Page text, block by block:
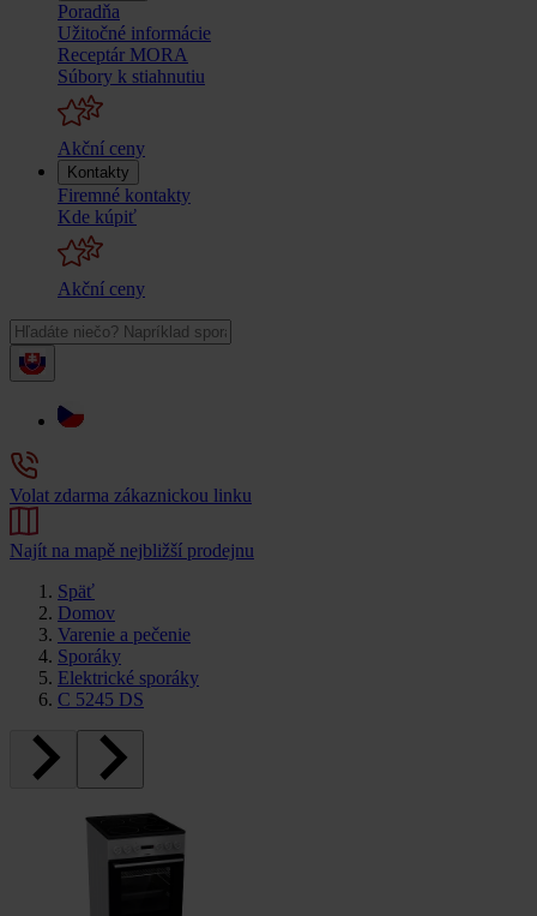
Poradňa
Užitočné informácie
Receptár MORA
Súbory k stiahnutiu
Akční ceny
Kontakty
Firemné kontakty
Kde kúpiť
Akční ceny
Volat zdarma zákaznickou linku
Najít na mapě nejbližší prodejnu
Späť
Domov
Varenie a pečenie
Sporáky
Elektrické sporáky
C 5245 DS